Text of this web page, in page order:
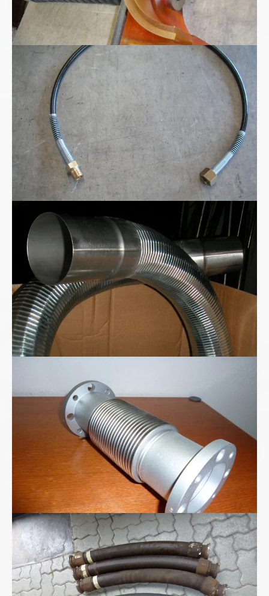
Kohlensäure - CO2 Hochdruckschlauchleitung
Metall-Absaugschlauch
Hochdruckschläuche DN75/2SN